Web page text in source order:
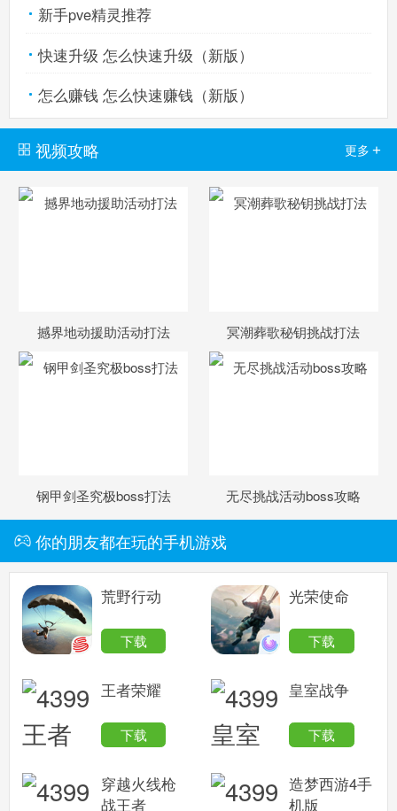
新手pve精灵推荐
快速升级 怎么快速升级（新版）
怎么赚钱 怎么快速赚钱（新版）
视频攻略 更多 +
撼界地动援助活动打法 冥潮葬歌秘钥挑战打法
钢甲剑圣究极boss打法 无尽挑战活动boss攻略
你的朋友都在玩的手机游戏
荒野行动
下载
光荣使命
下载
王者荣耀
下载
皇室战争
下载
穿越火线枪
战王者
造梦西游4手
机版